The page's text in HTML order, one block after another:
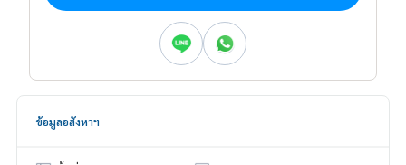
ข้อมูลอสังหาฯ